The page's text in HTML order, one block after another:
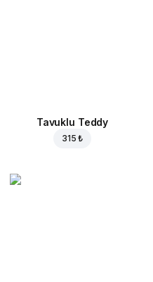
Tavuklu Teddy
315 ₺